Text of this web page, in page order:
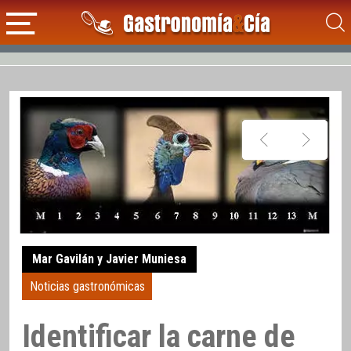
Mar Gavilán y Javier Muniesa
Noticias gastronómicas
Identificar la carne de